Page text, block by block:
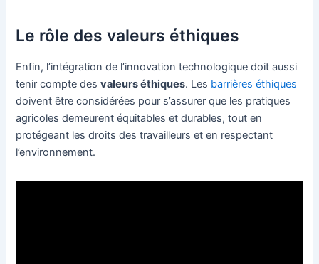
Le rôle des valeurs éthiques
Enfin, l’intégration de l’innovation technologique doit aussi
tenir compte desvaleurs éthiques. Les barrières éthiques
doivent être considérées pour s’assurer que les pratiques
agricoles demeurent équitables et durables, tout en
protégeant les droits des travailleurs et en respectant
l’environnement.